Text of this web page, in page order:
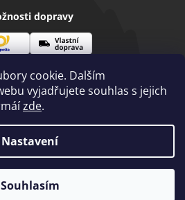
cookie. Dalším
vyjadřujete souhlas s jejich
zde.
Nastavení
Souhlasím
dopravy
doprava
| mime digital
Copyright 2026
. Všechna práva
vyhrazena.